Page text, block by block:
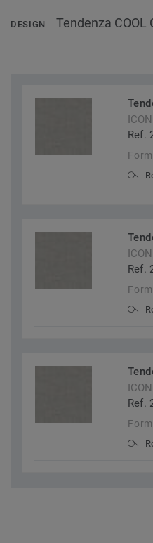
DESIGN Tendenza COOL
Ref.
Ref.
Ref.